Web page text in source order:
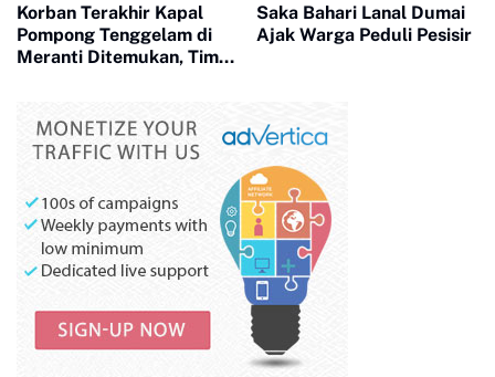
Korban Terakhir Kapal
Pompong Tenggelam di
Meranti Ditemukan, Tim
Saka Bahari Lanal Dumai
Ajak Warga Peduli Pesisir